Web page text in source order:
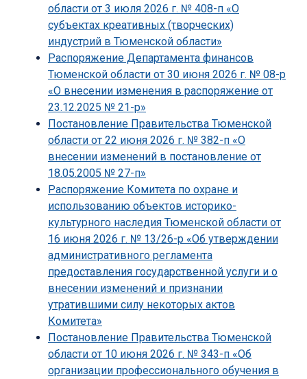
области от 3 июля 2026 г. № 408-п «О
субъектах креативных (творческих)
индустрий в Тюменской области»
Распоряжение Департамента финансов
Тюменской области от 30 июня 2026 г. № 08-р
«О внесении изменения в распоряжение от
23.12.2025 № 21-р»
Постановление Правительства Тюменской
области от 22 июня 2026 г. № 382-п «О
внесении изменений в постановление от
18.05.2005 № 27-п»
Распоряжение Комитета по охране и
использованию объектов историко-
культурного наследия Тюменской области от
16 июня 2026 г. № 13/26-р «Об утверждении
административного регламента
предоставления государственной услуги и о
внесении изменений и признании
утратившими силу некоторых актов
Комитета»
Постановление Правительства Тюменской
области от 10 июня 2026 г. № 343-п «Об
организации профессионального обучения в